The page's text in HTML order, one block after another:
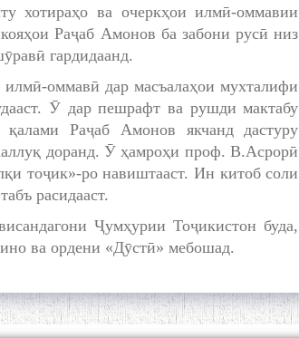
хотираҳо ва очеркҳои илмӣ-оммавии
Раҷаб Амонов ба забони русӣ низ
гардидаанд.
оммавӣ дар масъалаҳои мухталифи
Ӯ дар пешрафт ва рушди мактабу
Раҷаб Амонов якчанд дастуру
доранд. Ӯ ҳамроҳи проф. В.Асрорӣ
тоҷик»-ро навиштааст. Ин китоб соли
расидааст.
Ҷумҳурии Тоҷикистон буда,
ва ордени «Дӯстӣ» мебошад.